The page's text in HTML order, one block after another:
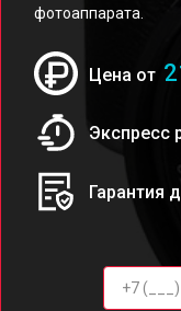
фотоаппарата.
Цена от
Экспресс
Гарантия